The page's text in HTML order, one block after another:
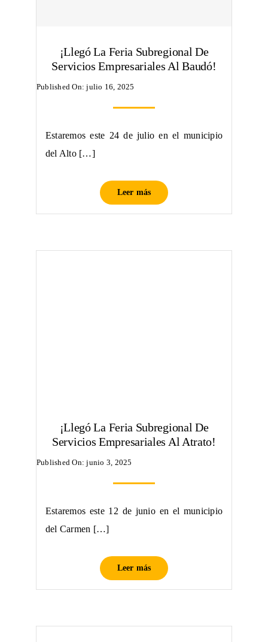
¡Llegó La Feria Subregional De
Servicios Empresariales Al Baudó!
Published On: julio 16, 2025
Estaremos este 24 de julio en el municipio
del Alto […]
Leer más
¡Llegó La Feria Subregional De
Servicios Empresariales Al Atrato!
Published On: junio 3, 2025
Estaremos este 12 de junio en el municipio
del Carmen […]
Leer más